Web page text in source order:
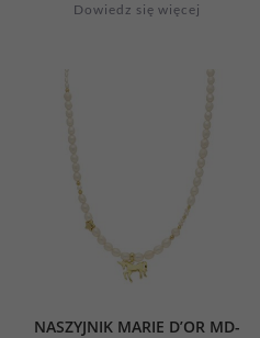
Dowiedz się więcej
NASZYJNIK MARIE D’OR MD-